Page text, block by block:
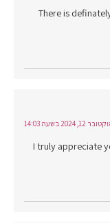
There is
12, 2024 בשעה 14:03
I truly appreciate